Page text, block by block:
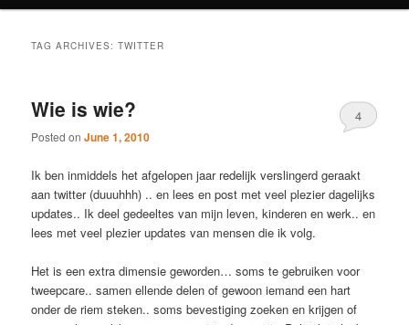
TAG ARCHIVES:TWITTER
Wie is wie?
Posted onJune 1, 2010
4
Ik ben inmiddels het afgelopen jaar redelijk verslingerd geraakt
aan twitter (duuuhhh) .. en lees en post met veel plezier dagelijks
updates.. Ik deel gedeeltes van mijn leven, kinderen en werk.. en
lees met veel plezier updates van mensen die ik volg.
Het is een extra dimensie geworden… soms te gebruiken voor
tweepcare.. samen ellende delen of gewoon iemand een hart
onder de riem steken.. soms bevestiging zoeken en krijgen of